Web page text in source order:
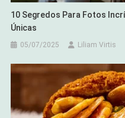
10 Segredos Para Fotos
Únicas
05/07/2025 Liliam Virtis